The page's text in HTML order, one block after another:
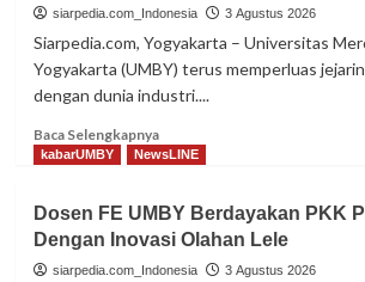
UMBY
Tampil
di
ICAEPSS
2026
Australia
siarpedia.com_Indonesia 3 Agustus 2026
Siarpedia.com, Yogyakarta – Universitas
Yogyakarta (UMBY) terus memperluas
dengan dunia industri....
Baca SelengkapnyaRead
more
Sinergi
Industri,
UMBY
kabarUMBY NewsLINE
Dosen FE UMBY Berdayakan PKK
Dengan Inovasi Olahan Lele
siarpedia.com_Indonesia 3 Agustus 2026